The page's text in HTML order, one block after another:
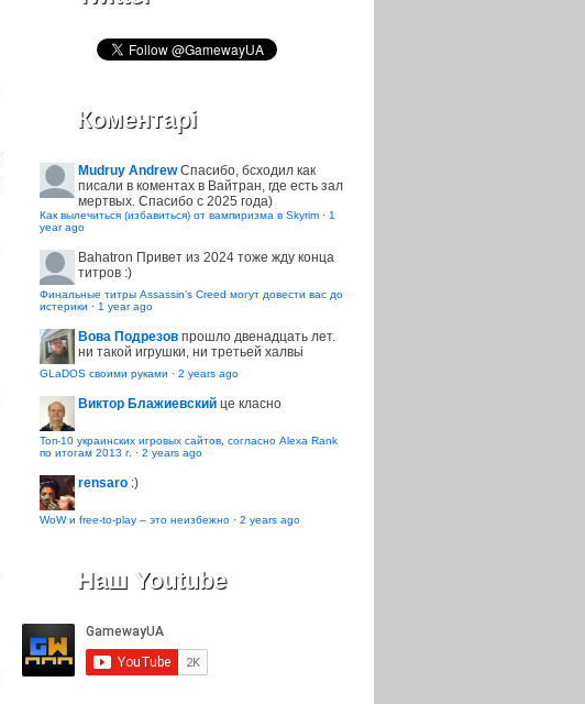
Коментарі
Mudruy Andrew Спасибо, бсходил как
писали в коментах в Вайтран, где есть зал
мертвых. Спасибо с 2025 года)
Как вылечиться (избавиться) от вампиризма в Skyrim · 1
year ago
Bahatron Привет из 2024 тоже жду конца
титров :)
Финальные титры Assassin’s Creed могут довести вас до
истерики · 1 year ago
Вова Подрезов прошло двенадцать лет.
ни такой игрушки, ни третьей халвьі
GLaDOS своими руками · 2 years ago
Виктор Блажиевский це класно
Топ-10 украинских игровых сайтов, согласно Alexa Rank
по итогам 2013 г. · 2 years ago
rensaro :)
WoW и free-to-play – это неизбежно · 2 years ago
Наш Youtube